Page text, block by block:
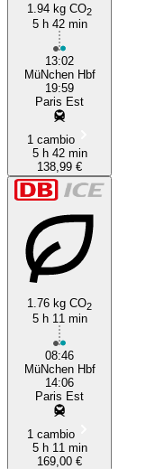
1.94 kg CO2
5 h 42 min
13:02
MüNchen Hbf
19:59
Paris Est
1 cambio
5 h 42 min
138,99 €
1.76 kg CO2
5 h 11 min
08:46
MüNchen Hbf
14:06
Paris Est
1 cambio
5 h 11 min
169,00 €